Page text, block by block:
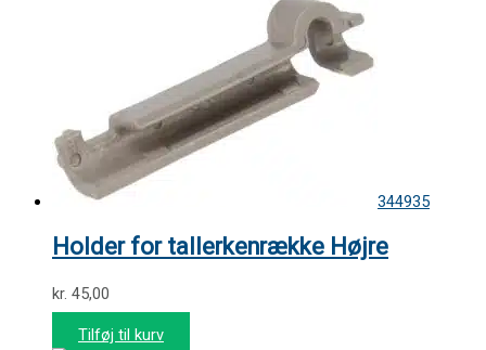
344935
Holder for tallerkenrække Højre
kr. 45,00
Tilføj til kurv